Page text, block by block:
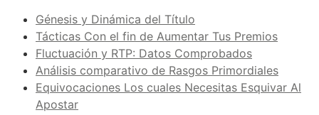
Génesis y Dinámica del Título
Tácticas Con el fin de Aumentar Tus Premios
Fluctuación y RTP: Datos Comprobados
Análisis comparativo de Rasgos Primordiales
Equivocaciones Los cuales Necesitas Esquivar Al
Apostar